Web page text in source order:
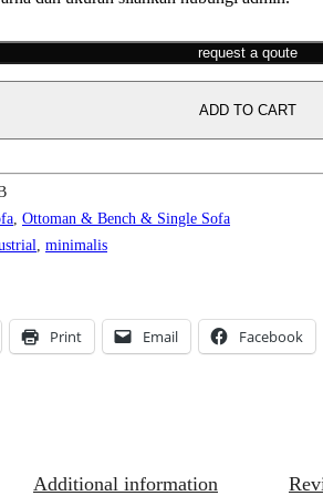
request a qoute
ADD TO CART
, Ottoman & Bench & Single Sofa
, minimalis
Print Email Facebook
Additional information